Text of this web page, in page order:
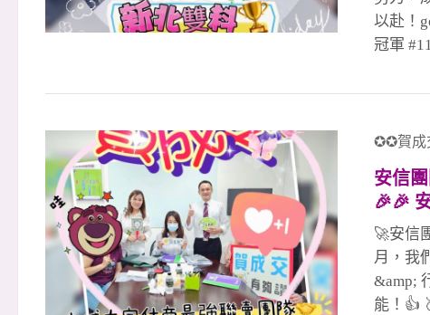
以赴！
冠軍
謝正業
年級生
信團隊
✪✪賀成
安信
🎉🎉
好家園
🚀安信
月，我
&amp;
能！👍